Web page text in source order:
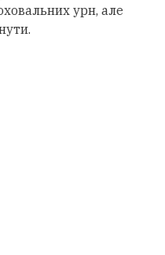
урн, але